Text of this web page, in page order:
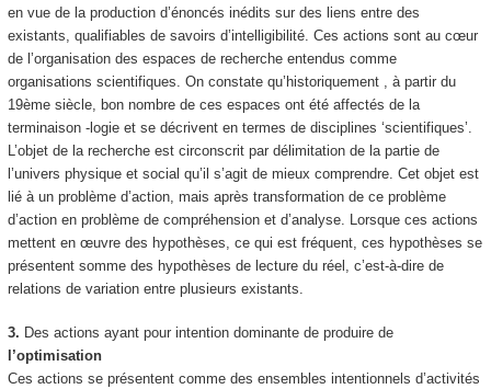
en vue de la production d’énoncés inédits sur des liens entre des
existants, qualifiables de savoirs d’intelligibilité. Ces actions sont au cœur
de l’organisation des espaces de recherche entendus comme
organisations scientifiques. On constate qu’historiquement , à partir du
19ème siècle, bon nombre de ces espaces ont été affectés de la
terminaison -logie et se décrivent en termes de disciplines ‘scientifiques’.
L’objet de la recherche est circonscrit par délimitation de la partie de
l’univers physique et social qu’il s’agit de mieux comprendre. Cet objet est
lié à un problème d’action, mais après transformation de ce problème
d’action en problème de compréhension et d’analyse. Lorsque ces actions
mettent en œuvre des hypothèses, ce qui est fréquent, ces hypothèses se
présentent somme des hypothèses de lecture du réel
, c’est-à-dire de
relations de variation entre plusieurs existants.
3. Des actions ayant pour intention dominante de produire de
l’optimisation
Ces actions se présentent comme des ensembles intentionnels d’activités